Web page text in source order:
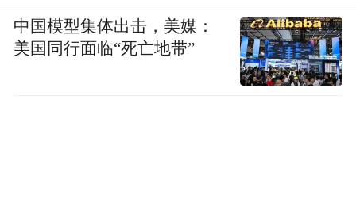
中国模型集体出击，美媒：
美国同行面临“死亡地带”